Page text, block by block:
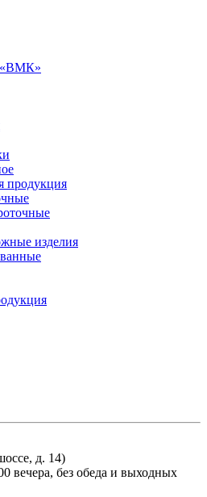
продукция
изделия
д. 14)
вечера, без обеда и выходных